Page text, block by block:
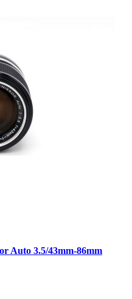
Auto 3.5/43mm-86mm